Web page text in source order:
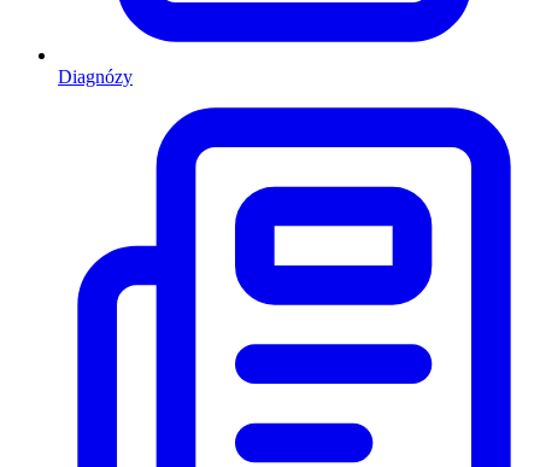
Diagnózy